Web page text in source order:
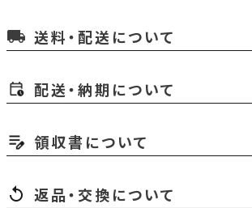
local_shipping 送料・配送について
配送・納期について
領収書について
返品・交換について